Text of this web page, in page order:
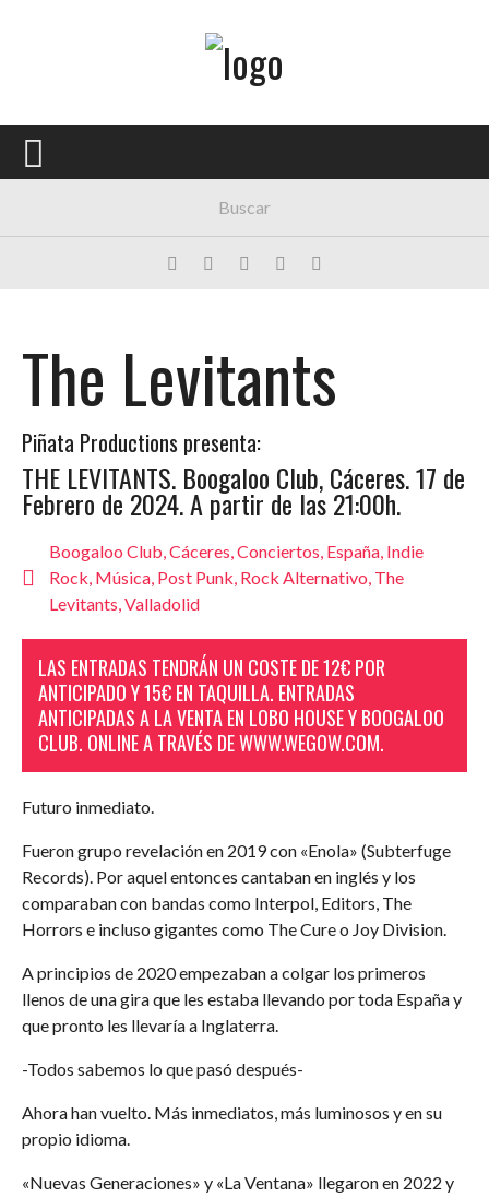
PORTADA
FESTIVALES
HISTORIAS
The Levitants
Piñata Productions presenta:
THE LEVITANTS. Boogaloo Club, Cáceres. 17 de
Febrero de 2024. A partir de las 21:00h.
Boogaloo Club,Cáceres,Conciertos, España, Indie
Rock, Música, Post Punk, Rock Alternativo, The
Levitants,Valladolid
LAS ENTRADAS TENDRÁN UN COSTE DE 12€ POR
ANTICIPADO Y 15€ EN TAQUILLA. ENTRADAS
ANTICIPADAS A LA VENTA EN LOBO HOUSE Y BOOGALOO
CLUB. ONLINE A TRAVÉS DE WWW.WEGOW.COM.
Futuro inmediato.
Fueron grupo revelación en 2019 con «Enola» (Subterfuge
Records). Por aquel entonces cantaban en inglés y los
comparaban con bandas como Interpol, Editors, The
Horrors e incluso gigantes como The Cure o Joy Division.
A principios de 2020 empezaban a colgar los primeros
llenos de una gira que les estaba llevando por toda España y
que pronto les llevaría a Inglaterra.
-Todos sabemos lo que pasó después-
Ahora han vuelto. Más inmediatos, más luminosos y en su
propio idioma.
«Nuevas Generaciones» y «La Ventana» llegaron en 2022 y